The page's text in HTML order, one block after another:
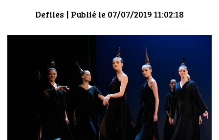
BOUTIQUE
CULTURE
HIGH TECH
MAISON
AUTO
Defiles | Publié le 07/07/2019 11:02:18